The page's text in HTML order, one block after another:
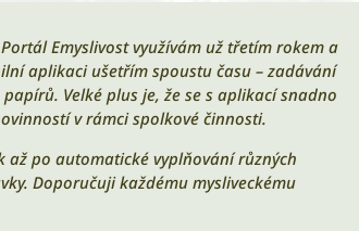
Emyslivost využívám už třetím rokem a
aplikaci ušetřím spoustu času – zadávání
Velké plus je, že se s aplikací snadno
v rámci spolkové činnosti.
po automatické vyplňování různých
Doporučuji každému mysliveckému